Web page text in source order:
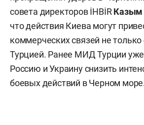
совета директоров İHBİRКазым
что действия Киева могут
коммерческих связей не только
Турцией. Ранее МИД Турции
Россию и Украину снизить
боевых действий в Черном